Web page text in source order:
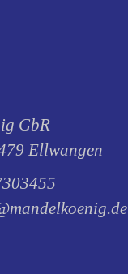
GbR
Ellwangen